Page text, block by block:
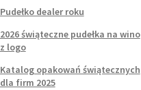
Pudełko dealer roku
2026 świąteczne pudełka na wino
z logo
Katalog opakowań świątecznych
dla firm 2025